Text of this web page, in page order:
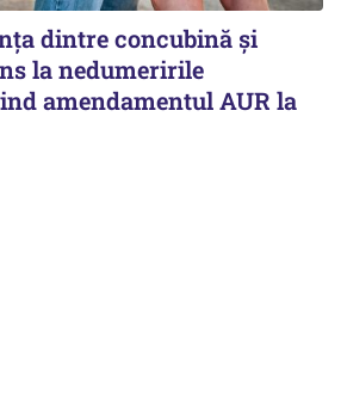
dintre concubină și
la nedumeririle
amendamentul AUR la